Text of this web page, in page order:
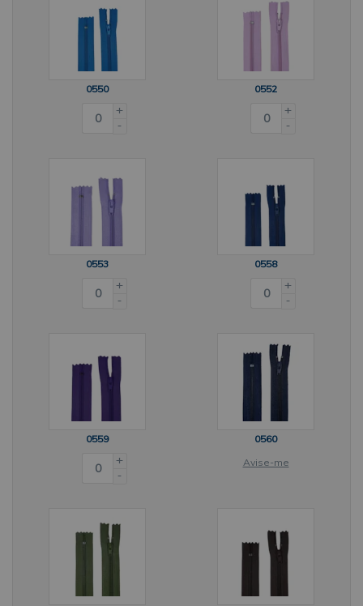
0550
+
-
0552
+
-
0553
+
-
0558
+
-
0559
+
-
0560
Avise-me